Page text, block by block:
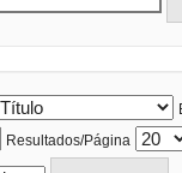
Resultados/Página